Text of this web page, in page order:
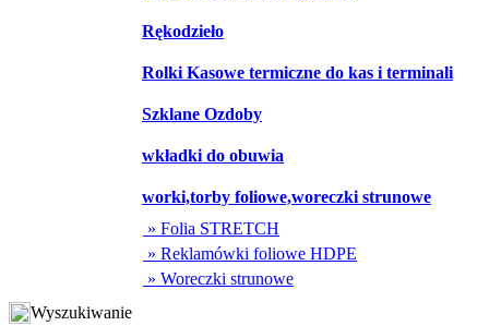
Rękodzieło
Rolki Kasowe termiczne do kas i terminali
Szklane Ozdoby
wkładki do obuwia
worki,torby foliowe,woreczki strunowe
» Folia STRETCH
» Reklamówki foliowe HDPE
» Woreczki strunowe
Wyszukiwanie